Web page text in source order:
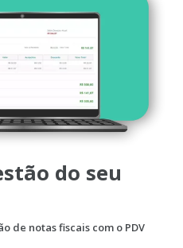
do seu
de notas fiscais com o PDV